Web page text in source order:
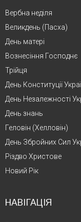
Вербна неділя
Великдень (Пасха)
День матері
Вознесіння Господнє
Трійця
День Конституції
День Незалежності
День знань
Геловін (Хелловін)
День Збройних Сил
Різдво Христове
Новий Рік
НАВІГАЦІЯ